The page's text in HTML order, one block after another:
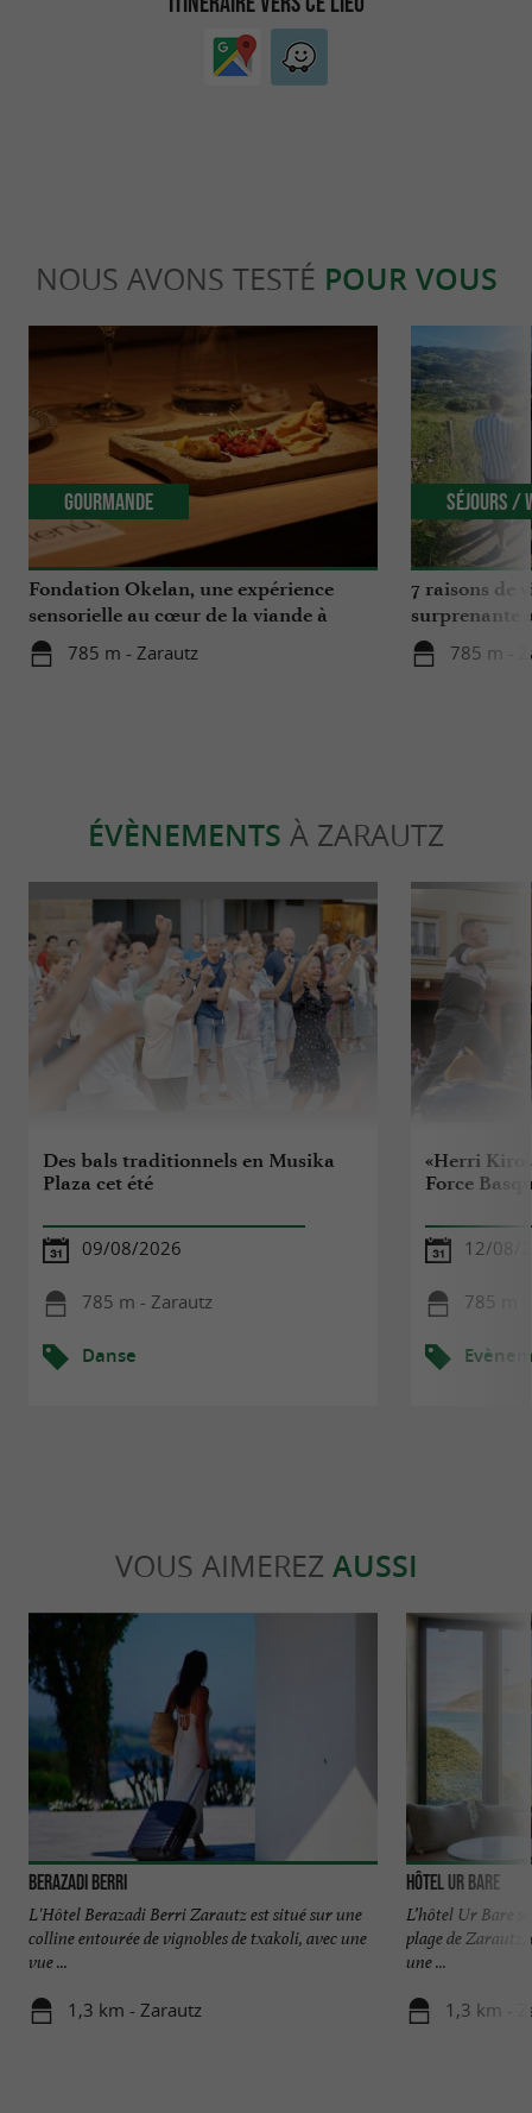
NOUS AVONS TESTÉ POUR VOUS
Fondation Okelan, une expérience
sensorielle au cœur de la viande à
Guipuscoa
785 m - Zarautz
Gourmande
7 raisons de
surprenante
Cantabrique
785 m -
Séjours /
ÉVÈNEMENTS À ZARAUTZ
Des bals traditionnels en Musika
Plaza cet été
09/08/2026
785 m - Zarautz
Danse
«Herri
Force
12/08/
785 m
VOUS AIMEREZ AUSSI
Berazadi Berri
L'Hôtel Berazadi Berri Zarautz est situé sur une
colline entourée de vignobles de txakoli, avec une
vue ...
1,3 km - Zarautz
Hôtel Ur Bare
L’hôtel Ur Bare
plage de Zarautz,
une ...
1,3 km -